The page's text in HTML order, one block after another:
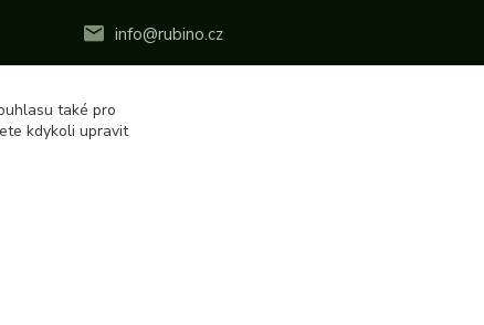
info@rubino.cz
také pro
kdykoli upravit